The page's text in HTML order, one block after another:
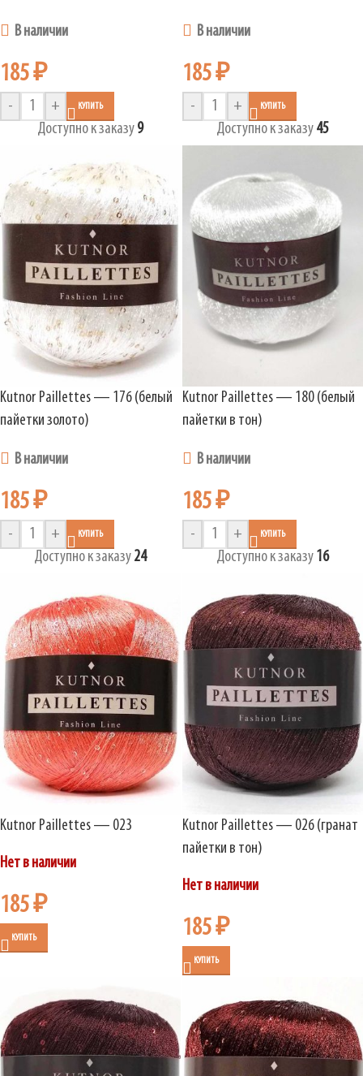
В наличии
185₽
- + КУПИТЬ
Доступно к заказу 9
В наличии
185₽
- + КУПИТЬ
Доступно к заказу 45
Kutnor Paillettes — 176 (белый
пайетки золото)
В наличии
185₽
- + КУПИТЬ
Доступно к заказу 24
Kutnor Paillettes — 180 (белый
пайетки в тон)
В наличии
185₽
- + КУПИТЬ
Доступно к заказу 16
Kutnor Paillettes — 023
Нет в наличии
185₽
КУПИТЬ
Kutnor Paillettes — 026 (гранат
пайетки в тон)
Нет в наличии
185₽
КУПИТЬ